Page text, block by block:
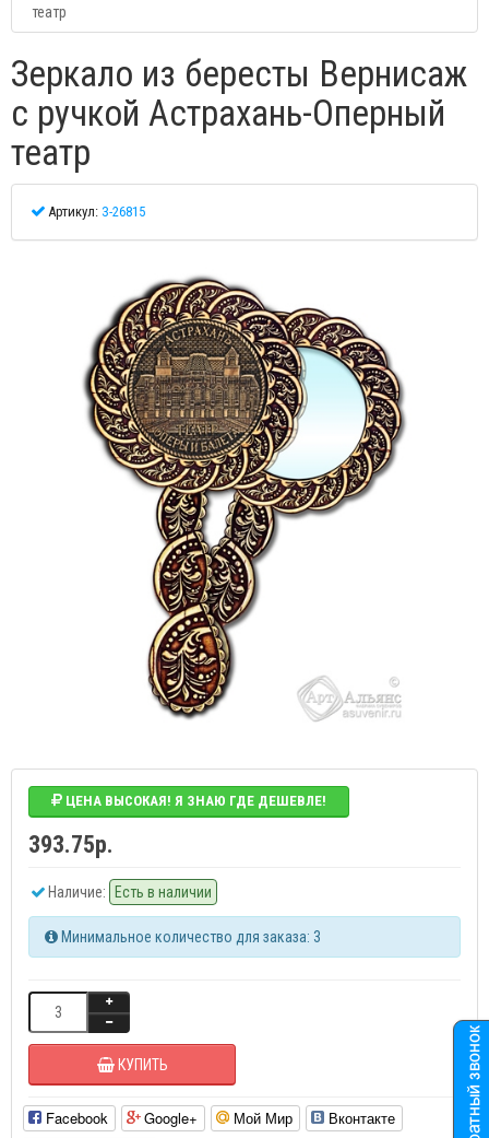
театр
Зеркало из бересты Вернисаж
с ручкой Астрахань-Оперный
театр
Артикул: З-26815
ЦЕНА ВЫСОКАЯ! Я ЗНАЮ ГДЕ ДЕШЕВЛЕ!
393.75р.
Наличие: Есть в наличии
Минимальное количество для заказа: 3
КУПИТЬ
Facebook Google+ Мой Мир
Вконтакте